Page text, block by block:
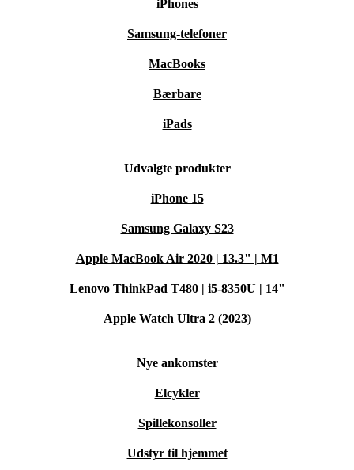
iPhones
Samsung-telefoner
MacBooks
Bærbare
iPads
Udvalgte produkter
iPhone 15
Samsung Galaxy S23
Apple MacBook Air 2020 | 13.3" | M1
Lenovo ThinkPad T480 | i5-8350U | 14"
Apple Watch Ultra 2 (2023)
Nye ankomster
Elcykler
Spillekonsoller
Udstyr til hjemmet